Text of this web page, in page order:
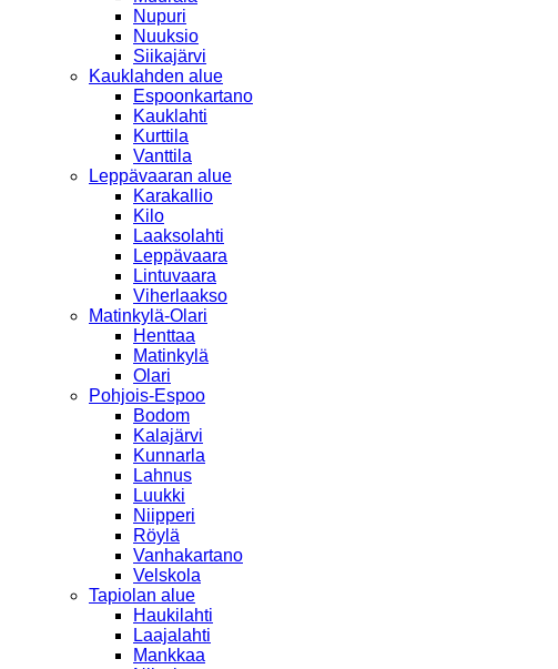
Nupuri
Nuuksio
Siikajärvi
Kauklahden alue
Espoonkartano
Kauklahti
Kurttila
Vanttila
Leppävaaran alue
Karakallio
Kilo
Laaksolahti
Leppävaara
Lintuvaara
Viherlaakso
Matinkylä-Olari
Henttaa
Matinkylä
Olari
Pohjois-Espoo
Bodom
Kalajärvi
Kunnarla
Lahnus
Luukki
Niipperi
Röylä
Vanhakartano
Velskola
Tapiolan alue
Haukilahti
Laajalahti
Mankkaa